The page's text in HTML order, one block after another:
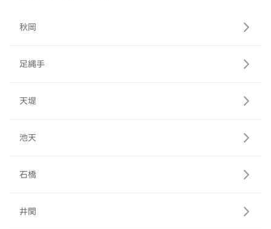
秋岡
足縄手
天堤
池天
石橋
井関